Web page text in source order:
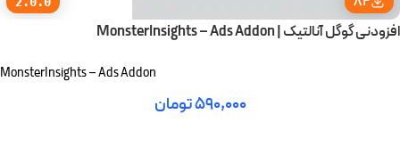
افزودنی گوگل آنالتیک | MonsterInsights – Ads Addon
MonsterInsights – Ads Addon
۵۹۰,۰۰۰تومان